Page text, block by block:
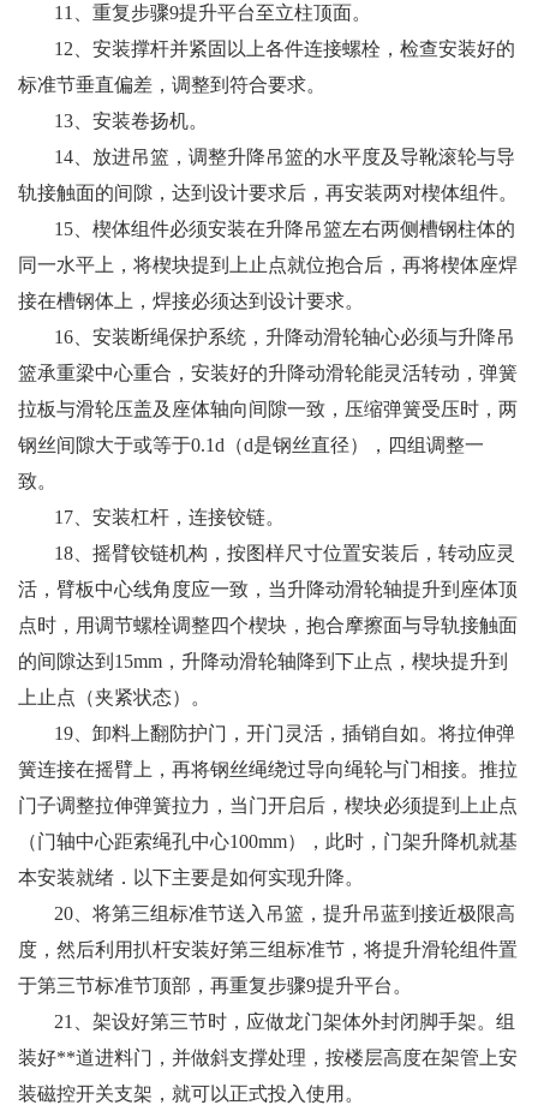
11
、重复步骤9提升平台至立柱顶面。
12 、安装撑杆并紧固以上各件连接螺栓，检查安装好的
标准节垂直偏差，调整到符合要求。
13 、安装卷扬机。
14 、放进吊篮，调整升降吊篮的水平度及导靴滚轮与导
轨接触面的间隙，达到设计要求后，再安装两对楔体组件。
15 、楔体组件必须安装在升降吊篮左右两侧槽钢柱体的
同一水平上，将楔块提到上止点就位抱合后，再将楔体座焊
接在槽钢体上，焊接必须达到设计要求。
16 、安装断绳保护系统，升降动滑轮轴心必须与升降吊
篮承重梁中心重合，安装好的升降动滑轮能灵活转动，弹簧
拉板与滑轮压盖及座体轴向间隙一致，压缩弹簧受压时，两
钢丝间隙大于或等于0.1d（d是钢丝直径），四组调整一
致。
17 、安装杠杆，连接铰链。
18 、摇臂铰链机构，按图样尺寸位置安装后，转动应灵
活，臂板中心线角度应一致，当升降动滑轮轴提升到座体顶
点时，用调节螺栓调整四个楔块，抱合摩擦面与导轨接触面
的间隙达到15mm，升降动滑轮轴降到下止点，楔块提升到
上止点（夹紧状态）。
19 、卸料上翻防护门，开门灵活，插销自如。将拉伸弹
簧连接在摇臂上，再将钢丝绳绕过导向绳轮与门相接。推拉
门子调整拉伸弹簧拉力，当门开启后，楔块必须提到上止点
（门轴中心距索绳孔中心100mm），此时，门架升降机就基
本安装就绪．以下主要是如何实现升降。
20 、将第三组标准节送入吊篮，提升吊蓝到接近极限高
度，然后利用扒杆安装好第三组标准节，将提升滑轮组件置
于第三节标准节顶部，再重复步骤9提升平台。
21
、架设好第三节时，应做龙门架体外封闭脚手架。组
装好**道进料门，并做斜支撑处理，按楼层高度在架管上安
装磁控开关支架，就可以正式投入使用。